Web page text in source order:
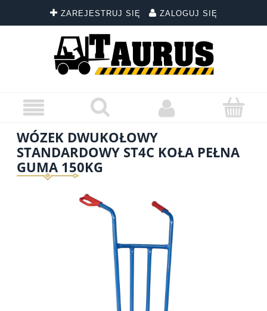
ZAREJESTRUJ SIĘ ZALOGUJ SIĘ
WÓZEK DWUKOŁOWY
STANDARDOWY ST4C KOŁA PEŁNA
GUMA 150KG